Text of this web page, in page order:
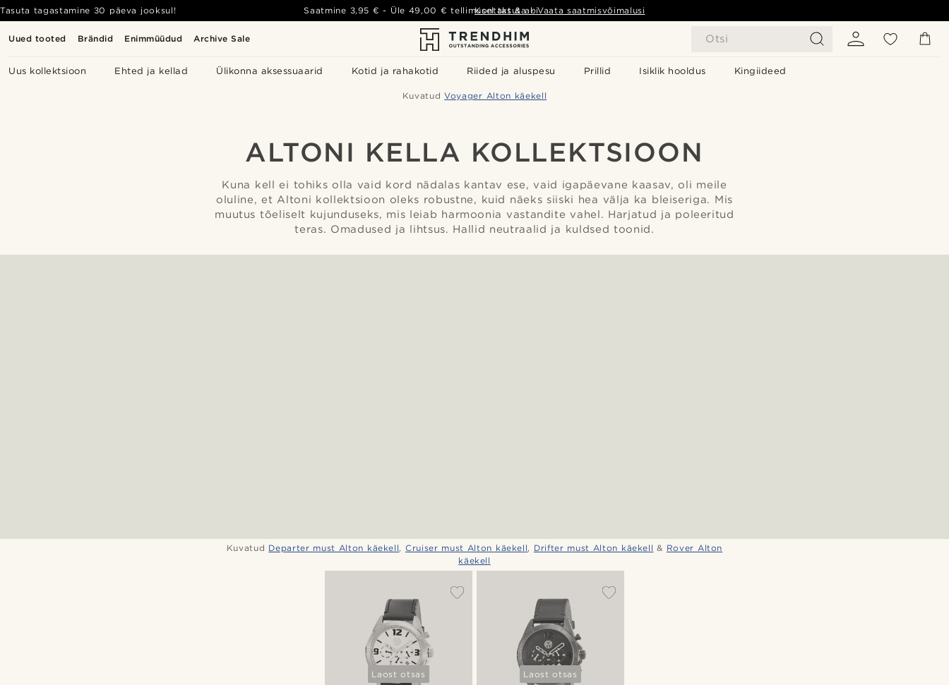
Uued tooted Brändid Enimmüüdud Archive Sale Otsi
Uus kollektsioon Ehted ja kellad Ülikonna aksessuaarid Kotid ja rahakotid Riided ja aluspesu Prillid Isiklik hooldus Kingiideed
Tasuta tagastamine 30 päeva jooksul! Saatmine 3,95 € - Üle 49,00 € tellimusel tasuta- Vaata saatmisvõimalusi
Kontakt & abi
Kuvatud Voyager Alton käekell
ALTONI KELLA KOLLEKTSIOON
Kuna kell ei tohiks olla vaid kord nädalas kantav ese, vaid igapäevane kaasav, oli meile
oluline, et Altoni kollektsioon oleks robustne, kuid näeks siiski hea välja ka bleiseriga. Mis
muutus tõeliselt kujunduseks, mis leiab harmoonia vastandite vahel. Harjatud ja poleeritud
teras. Omadused ja lihtsus. Hallid neutraalid ja kuldsed toonid.
Kuvatud Departer must Alton käekell, Cruiser must Alton käekell, Drifter must Alton käekell & Rover Alton
käekell
Laost otsas Laost otsas